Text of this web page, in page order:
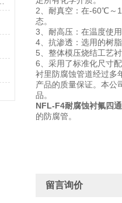
2、耐真空：在-60℃～
态。
3、耐高压：在温度使
4、抗渗透：选用的树
5、整体模压烧结工艺
6、采用了标准化尺寸
衬里防腐蚀管道经过多
产品的质量保证。本公
品。
NFL-F4耐腐蚀衬氟四通
的防腐管。
留言询价